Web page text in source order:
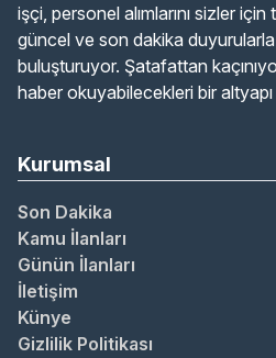
işçi, personel alımlarını sizler
güncel ve son dakika
buluşturuyor. Şatafattan
haber okuyabilecekleri bir
Kurumsal
Son Dakika
Kamu İlanları
Günün İlanları
İletişim
Künye
Gizlilik Politikası